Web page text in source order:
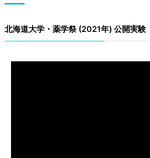
北海道大学・薬学祭 (2021年) 公開実験